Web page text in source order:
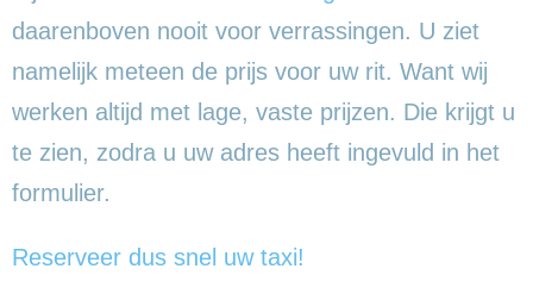
daarenboven nooit voor verrassingen. U ziet
namelijk meteen de prijs voor uw rit. Want wij
werken altijd met lage, vaste prijzen. Die krijgt u
te zien, zodra u uw adres heeft ingevuld in het
formulier.
Reserveer dus snel uw taxi!